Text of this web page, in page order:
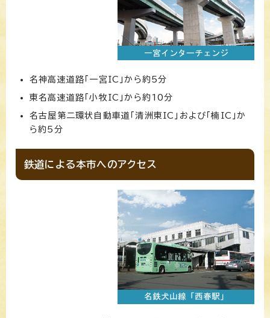
名神高速道路「一宮IC」から約5分
東名高速道路「小牧IC」から約10分
名古屋第二環状自動車道「清洲東IC」および「楠IC」か
ら約5分
鉄道による本市へのアクセス